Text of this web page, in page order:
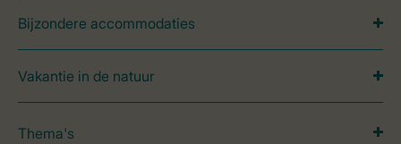
Bijzondere accommodaties
Vakantie in de natuur
Thema's